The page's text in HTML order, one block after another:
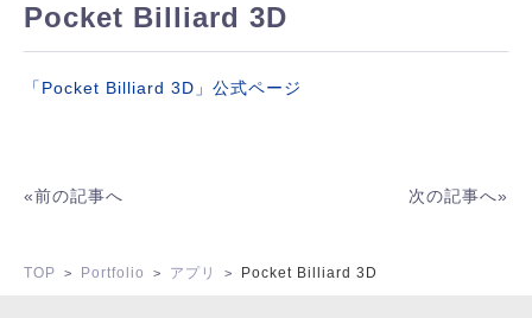
Pocket Billiard 3D
「Pocket Billiard 3D」公式ページ
«前の記事へ 次の記事へ»
TOP > Portfolio > アプリ > Pocket Billiard 3D